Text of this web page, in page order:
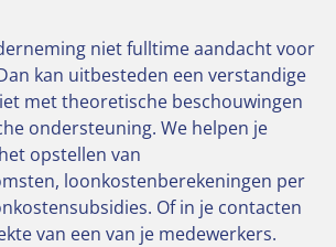
niet fulltime aandacht voor
kan uitbesteden een verstandige
met theoretische beschouwingen
ondersteuning. We helpen je
opstellen van
loonkostenberekeningen per
Of in je contacten
van een van je medewerkers.